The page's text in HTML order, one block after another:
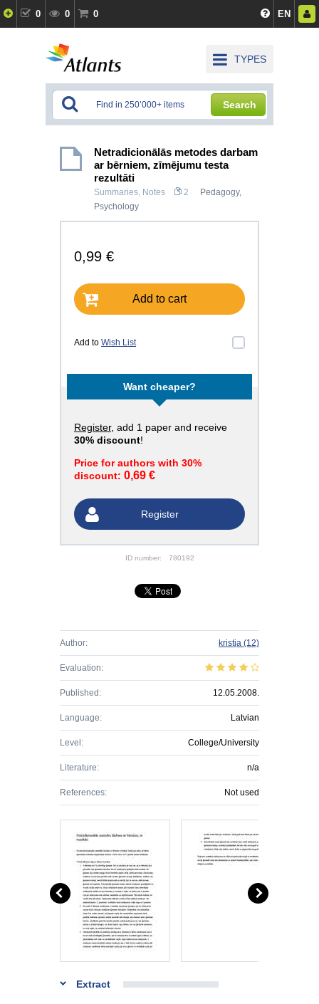
0 0 0 EN
TYPES
Search
Netradicionālās metodes darbam
ar bērniem, zīmējumu testa
rezultāti
Summaries, Notes 2 Pedagogy,
Psychology
0,99 €
Add to cart
Add to Wish List
Want cheaper?
Register, add 1 paper and receive
30% discount!
Price for authors with 30%
discount: 0,69 €
Register
ID number: 780192
Author: kristja (12)
Evaluation:
Published: 12.05.2008.
Language: Latvian
Level: College/University
Literature: n/a
References: Not used
Extract